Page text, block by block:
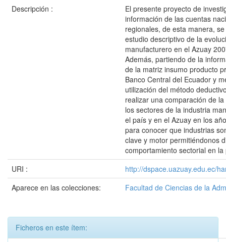
Descripción :
El presente proyecto de
información de las cuentas
regionales, de esta manera,
estudio descriptivo de la
manufacturero en el Azuay
Además, partiendo de la
de la matriz insumo producto
Banco Central del Ecuador y
utilización del método
realizar una comparación de
los sectores de la industria
el país y en el Azuay en los
para conocer que industrias
clave y motor permitiéndonos
comportamiento sectorial en la
URI :
http://dspace.uazuay.edu.ec/
Aparece en las colecciones:
Facultad de Ciencias de la
Ficheros en este ítem: